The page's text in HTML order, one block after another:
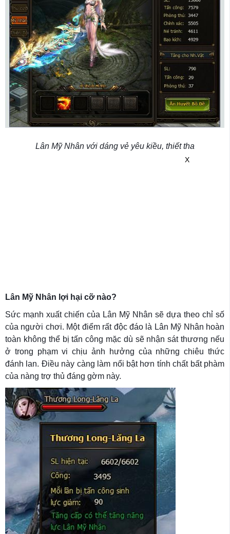
Lân Mỹ Nhân với dáng vẻ yêu kiều, thiết tha
X
Lân Mỹ Nhân lợi hại cỡ nào?
Sức mạnh xuất chiến của Lân Mỹ Nhân sẽ dựa theo chỉ số
của người chơi. Một điểm rất độc đáo là Lân Mỹ Nhân hoàn
toàn không thể bị tấn công mặc dù sẽ nhận sát thương nếu
ở trong phạm vi chịu ảnh hưởng của những chiêu thức
đánh lan. Điều này càng làm nổi bật hơn tính chất bất phàm
của nàng trợ thủ đáng gờm này.